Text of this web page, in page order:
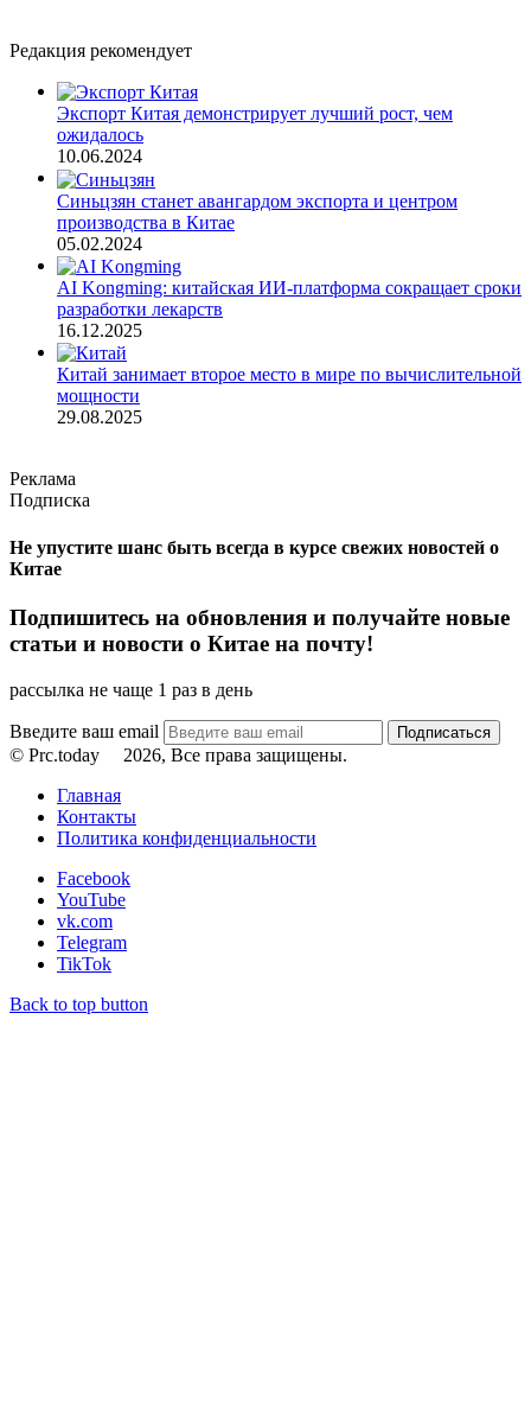
Редакция рекомендует
Экспорт Китая демонстрирует лучший рост, чем
ожидалось
10.06.2024
Синьцзян станет авангардом экспорта и центром
производства в Китае
05.02.2024
AI Kongming: китайская ИИ-платформа сокращает сроки
разработки лекарств
16.12.2025
Китай занимает второе место в мире по вычислительной
мощности
29.08.2025
Реклама
Подписка
Не упустите шанс быть всегда в курсе свежих новостей о
Китае
Подпишитесь на обновления и получайте новые
статьи и новости о Китае на почту!
рассылка не чаще 1 раз в день
Введите ваш email
© Prc.today
2026, Все права защищены.
Главная
Контакты
Политика конфиденциальности
Facebook
YouTube
vk.com
Telegram
TikTok
Back to top button